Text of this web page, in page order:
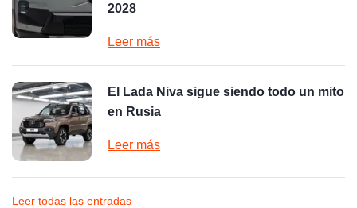
2028
Leer más
El Lada Niva sigue siendo todo un mito
en Rusia
Leer más
Leer todas las entradas